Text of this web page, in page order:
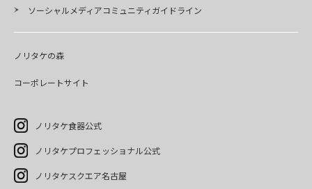
ソーシャルメディアコミュニティガイドライン
ノリタケの森
コーポレートサイト
ノリタケ食器公式
ノリタケプロフェッショナル公式
ノリタケスクエア名古屋